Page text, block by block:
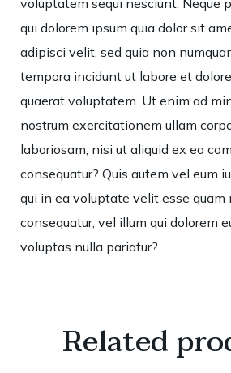
qui dolorem ipsum quia dolor sit
adipisci velit, sed quia non
tempora incidunt ut labore et
quaerat voluptatem. Ut enim ad
nostrum exercitationem ullam
laboriosam, nisi ut aliquid ex ea
consequatur? Quis autem vel eum
qui in ea voluptate velit esse
consequatur, vel illum qui dolorem
voluptas nulla pariatur?
Related